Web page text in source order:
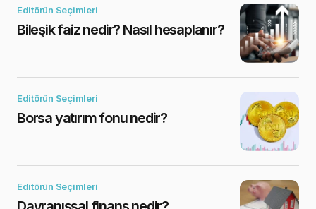
Editörün Seçimleri
Bileşik faiz nedir? Nasıl hesaplanır?
Editörün Seçimleri
Borsa yatırım fonu nedir?
Editörün Seçimleri